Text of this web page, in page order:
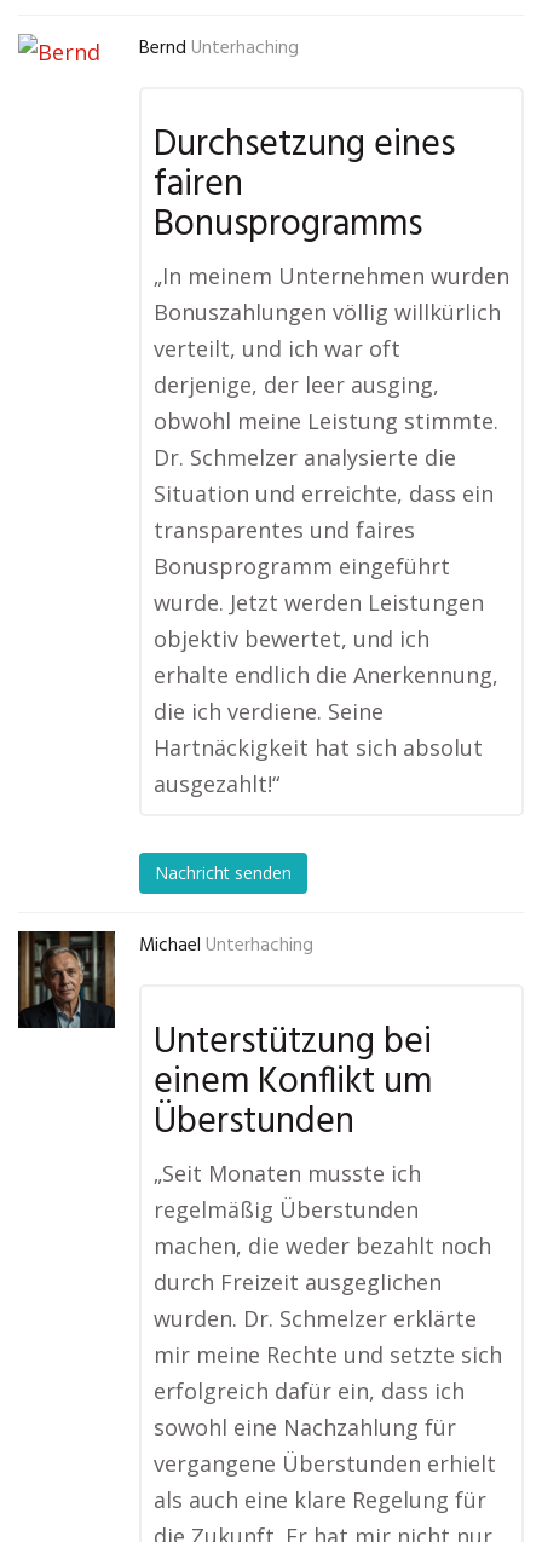
Bernd Unterhaching
Durchsetzung eines
fairen
Bonusprogramms
„In meinem Unternehmen wurden
Bonuszahlungen völlig willkürlich
verteilt, und ich war oft
derjenige, der leer ausging,
obwohl meine Leistung stimmte.
Dr. Schmelzer analysierte die
Situation und erreichte, dass ein
transparentes und faires
Bonusprogramm eingeführt
wurde. Jetzt werden Leistungen
objektiv bewertet, und ich
erhalte endlich die Anerkennung,
die ich verdiene. Seine
Hartnäckigkeit hat sich absolut
ausgezahlt!“
Nachricht senden
Michael Unterhaching
Unterstützung bei
einem Konflikt um
Überstunden
„Seit Monaten musste ich
regelmäßig Überstunden
machen, die weder bezahlt noch
durch Freizeit ausgeglichen
wurden. Dr. Schmelzer erklärte
mir meine Rechte und setzte sich
erfolgreich dafür ein, dass ich
sowohl eine Nachzahlung für
vergangene Überstunden erhielt
als auch eine klare Regelung für
die Zukunft. Er hat mir nicht nur